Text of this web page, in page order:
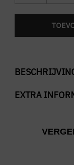
Renco
EXTRA